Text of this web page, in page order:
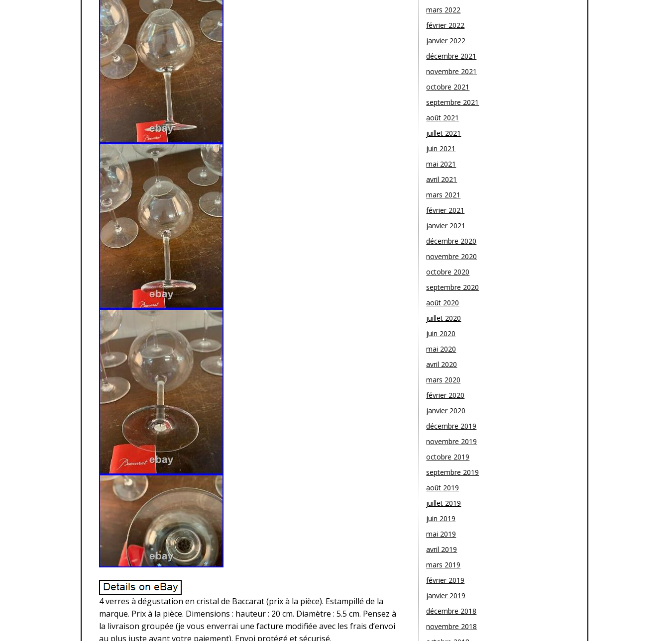
4 verres à dégustation en cristal de Baccarat (prix à la pièce). Estampillé de la
marque. Prix à la pièce. Dimensions : hauteur : 20 cm. Diamètre : 5.5 cm. Pensez à
la livraison groupée (je vous enverrai une facture modifiée avec les frais d’envoi
au plus juste avant votre paiement). Envoi protégé et sécurisé.
mars 2022
février 2022
janvier 2022
décembre 2021
novembre 2021
octobre 2021
septembre 2021
août 2021
juillet 2021
juin 2021
mai 2021
avril 2021
mars 2021
février 2021
janvier 2021
décembre 2020
novembre 2020
octobre 2020
septembre 2020
août 2020
juillet 2020
juin 2020
mai 2020
avril 2020
mars 2020
février 2020
janvier 2020
décembre 2019
novembre 2019
octobre 2019
septembre 2019
août 2019
juillet 2019
juin 2019
mai 2019
avril 2019
mars 2019
février 2019
janvier 2019
décembre 2018
novembre 2018